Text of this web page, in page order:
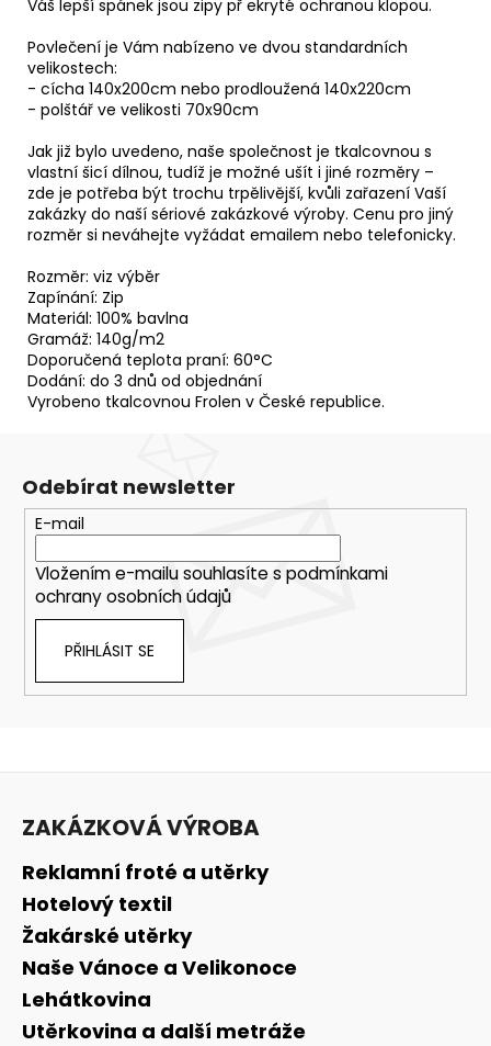
Váš lepší spánek jsou zipy př ekryté ochranou klopou.
Povlečení je Vám nabízeno ve dvou standardních
velikostech:
- cícha 140x200cm nebo prodloužená 140x220cm
- polštář ve velikosti 70x90cm
Jak již bylo uvedeno, naše společnost je tkalcovnou s
vlastní šicí dílnou, tudíž je možné ušít i jiné rozměry –
zde je potřeba být trochu trpělivější, kvůli zařazení Vaší
zakázky do naší sériové zakázkové výroby. Cenu pro jiný
rozměr si neváhejte vyžádat emailem nebo telefonicky.
Rozměr: viz výběr
Zapínání: Zip
Materiál: 100% bavlna
Gramáž: 140g/m2
Doporučená teplota praní: 60°C
Dodání: do 3 dnů od objednání
Vyrobeno tkalcovnou Frolen v České republice.
Odebírat newsletter
E-mail
Vložením e-mailu souhlasíte s podmínkami
ochrany osobních údajů
PŘIHLÁSIT SE
ZAKÁZKOVÁ VÝROBA
Reklamní froté a utěrky
Hotelový textil
Žakárské utěrky
Naše Vánoce a Velikonoce
Lehátkovina
Utěrkovina a další metráže